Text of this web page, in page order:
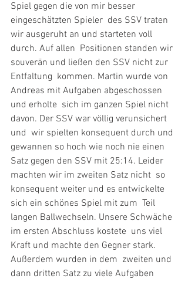
Spiel gegen die von mir besser
eingeschätzten Spieler  des SSV traten
wir ausgeruht an und starteten voll
durch. Auf allen  Positionen standen wir
souverän und ließen den SSV nicht zur
Entfaltung  kommen. Martin wurde von
Andreas mit Aufgaben abgeschossen
und erholte  sich im ganzen Spiel nicht
davon. Der SSV war völlig verunsichert
und  wir spielten konsequent durch und
gewannen so hoch wie noch nie einen
Satz gegen den SSV mit 25:14. Leider
machten wir im zweiten Satz nicht  so
konsequent weiter und es entwickelte
sich ein schönes Spiel mit zum  Teil
langen Ballwechseln. Unsere Schwäche
im ersten Abschluss kostete  uns viel
Kraft und machte den Gegner stark.
Außerdem wurden in dem  zweiten und
dann dritten Satz zu viele Aufgaben